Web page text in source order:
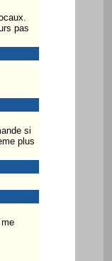
pas
si
plus